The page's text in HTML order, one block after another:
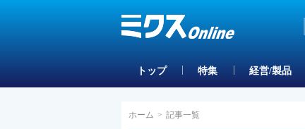
トップ 特集 経営/製品
ホーム > 記事一覧